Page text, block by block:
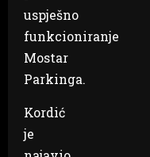
uspješno
funkcioniranje
Mostar
Parkinga.
Kordić
je